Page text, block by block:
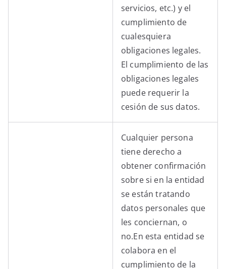
servicios, etc.) y el
cumplimiento de
cualesquiera
obligaciones legales.
El cumplimiento de las
obligaciones legales
puede requerir la
cesión de sus datos.
Cualquier persona
tiene derecho a
obtener confirmación
sobre si en la entidad
se están tratando
datos personales que
les conciernan, o
no.En esta entidad se
colabora en el
cumplimiento de la